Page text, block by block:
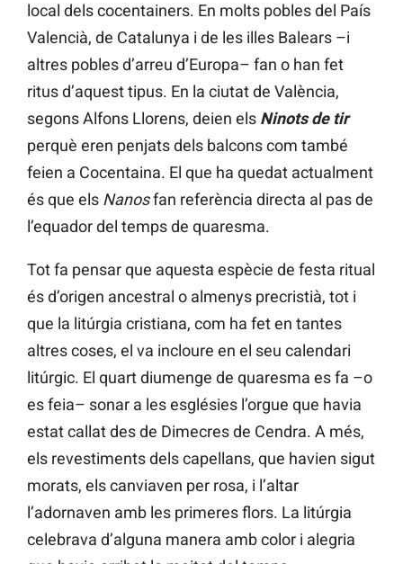
local dels cocentainers. En molts pobles del País
Valencià, de Catalunya i de les illes Balears –i
altres pobles d’arreu d’Europa– fan o han fet
ritus d’aquest tipus. En la ciutat de València,
segons Alfons Llorens, deien els Ninots de tir
perquè eren penjats dels balcons com també
feien a Cocentaina. El que ha quedat actualment
és que els Nanosfan referència directa al pas de
l’equador del temps de quaresma.
Tot fa pensar que aquesta espècie de festa ritual
és d’origen ancestral o almenys precristià, tot i
que la litúrgia cristiana, com ha fet en tantes
altres coses, el va incloure en el seu calendari
litúrgic. El quart diumenge de quaresma es fa –o
es feia– sonar a les esglésies l’orgue que havia
estat callat des de Dimecres de Cendra. A més,
els revestiments dels capellans, que havien sigut
morats, els canviaven per rosa, i l’altar
l’adornaven amb les primeres flors. La litúrgia
celebrava d’alguna manera amb color i alegria